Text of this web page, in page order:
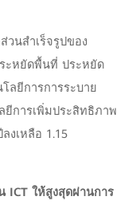
นสำเร็จรูปของ
ระหยัดพื้นที่ ประหยัด
ลยีการการระบาย
ยีการเพิ่มประสิทธิภาพ
งเหลือ 1.15
ICT ให้สูงสุดผ่านการ